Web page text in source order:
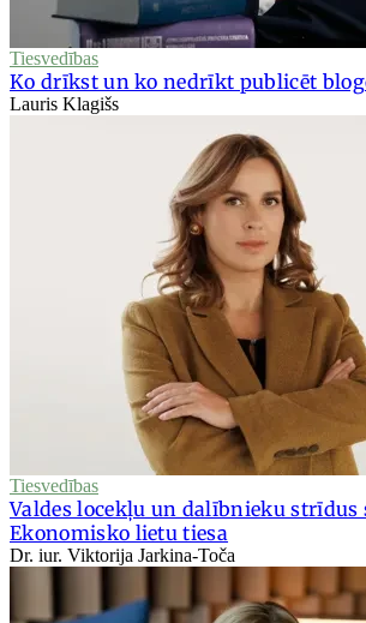
Tiesvedības
Ko drīkst un ko nedrīkt publicēt
Lauris Klagišs
Tiesvedības
Valdes locekļu un dalībnieku strīdus
Ekonomisko lietu tiesa
Dr. iur. Viktorija Jarkina-Toča